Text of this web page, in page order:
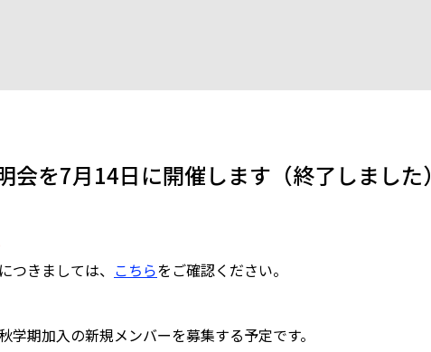
会を7月14日に開催します（終了しました）
つきましては、 こちらをご確認ください。
期加入の新規メンバーを募集する予定です。